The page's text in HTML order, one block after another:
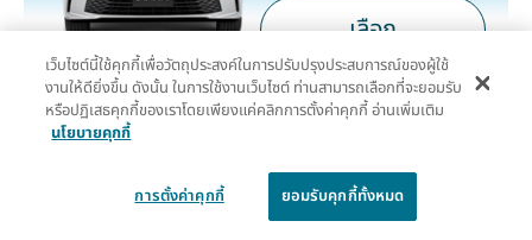
เลือก
รถใช้แล้ว
3 เดือน - 3 ปี
เว็บไซต์นี้ใช้คุกกี้เพื่อวัตถุประสงค์ในการปรับปรุงประสบการณ์ของผู้ใช้
งานให้ดียิ่งขึ้น ดังนั้น ในการใช้งานเว็บไซต์ ท่านสามารถเลือกที่จะยอมรับ
หรือปฏิเสธคุกกี้ของเราโดยเพียงแค่คลิกการตั้งค่าคุกกี้ อ่านเพิ่มเติม
นโยบายคุกกี้
การตั้งค่าคุกกี้ ยอมรับคุกกี้ทั้งหมด